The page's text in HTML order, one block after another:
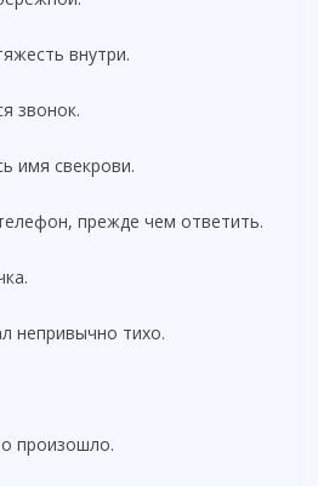
внутри.
звонок.
имя свекрови.
прежде чем ответить.
непривычно тихо.
произошло.